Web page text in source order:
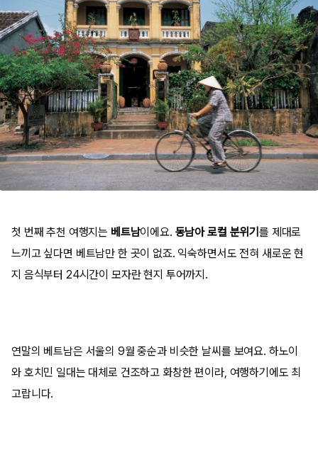
첫 번째 추천 여행지는 베트남이에요. 동남아 로컬 분위기를 제대로
느끼고 싶다면 베트남만 한 곳이 없죠. 익숙하면서도 전혀 새로운 현
지 음식부터 24시간이 모자란 현지 투어까지.
연말의 베트남은 서울의 9월 중순과 비슷한 날씨를 보여요. 하노이
와 호치민 일대는 대체로 건조하고 화창한 편이라, 여행하기에도 최
고랍니다.